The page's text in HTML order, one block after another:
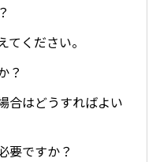
ください。
？
合はどうすればよい
要ですか？